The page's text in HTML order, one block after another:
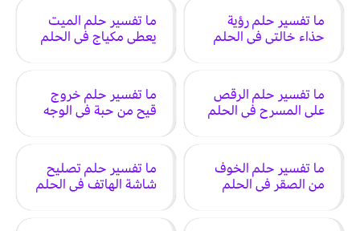
ما تفسير حلم رؤية
حذاء خالتي في الحلم
ما تفسير حلم الميت
يعطي مكياج في الحلم
ما تفسير حلم الرقص
على المسرح في الحلم
ما تفسير حلم خروج
قيح من حبة في الوجه
ما تفسير حلم الخوف
من الصقر في الحلم
ما تفسير حلم تصليح
شاشة الهاتف في الحلم